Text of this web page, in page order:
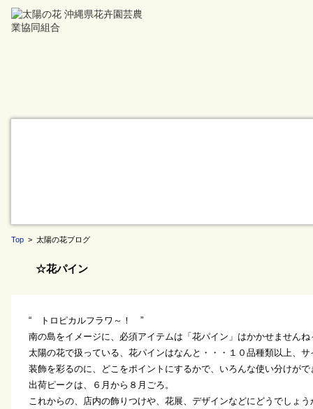
Top > 太陽の花ブログ
☆花パイン
“ トロピカルフラワ～！ ”
南の島をイメージに、必須アイテムは「花パイン」はかかせません
太陽の花で扱っている、花パインはなんと・・・１０品種類以上、
装飾を彩るのに、どこをポイントにするかで、いろんな使い分けが
出荷ピークは、６月から８月ごろ。
これからの、店内の飾りつけや、花展、デザインなどにどうでしょう